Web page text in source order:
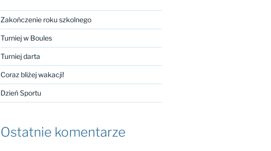
Zakończenie roku szkolnego
Turniej w Boules
Turniej darta
Coraz bliżej wakacji!
Dzień Sportu
Ostatnie komentarze